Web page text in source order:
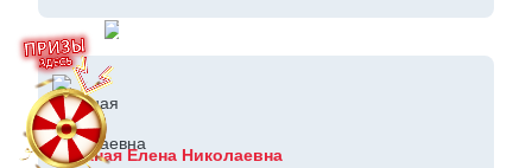
Буланая Елена Николаевна